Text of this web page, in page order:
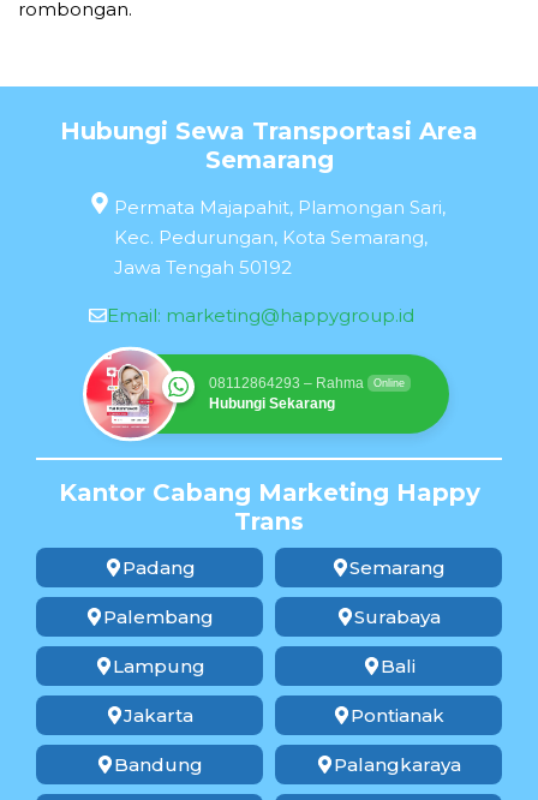
rombongan.
Hubungi Sewa Transportasi Area
Semarang
Permata Majapahit, Plamongan Sari,
Kec. Pedurungan, Kota Semarang,
Jawa Tengah 50192
Email: marketing@happygroup.id
08112864293 – Rahma Online
Hubungi Sekarang
Kantor Cabang Marketing Happy
Trans
Padang
Palembang
Lampung
Jakarta
Bandung
Semarang
Surabaya
Bali
Pontianak
Palangkaraya